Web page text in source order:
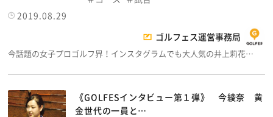
2019.08.29
ゴルフェス運営事務局
今話題の女子プロゴルフ界！インスタグラムでも大人気の井上莉花…
《GOLFESインタビュー第１弾》 今綾奈 黄
金世代の一員と…